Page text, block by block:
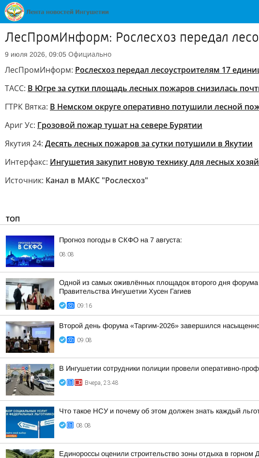
ЛесПромИнформ: Рослесхоз передал
9 июля 2026, 09:05 Официально
ЛесПромИнформ: Рослесхоз передал лесоустроителям 17
ТАСС: В Югре за сутки площадь лесных пожаров снизилась
ГТРК Вятка: В Немском округе оперативно потушили лесной
Ариг Ус: Гpoзoвoй пoжap тyшaт нa ceвepe Бypятии
Якутия 24: Десять лесных пожаров за сутки потушили в Якутии
Интерфакс: Ингушетия закупит новую технику для лесных
Источник: Канал в МАКС "Рослесхоз"
ТОП
Прогноз погоды в СКФО на 7 августа:
08:08
Одной из самых оживлённых площадок второго дня форума
Правительства Ингушетии Хусен Гагиев
09:16
Второй день форума «Таргим-2026» завершился
09:08
В Ингушетии сотрудники полиции провели оперативно-
Вчера, 23:48
Что такое НСУ и почему об этом должен знать каждый
08:08
Единороссы оценили строительство зоны отдыха в горном